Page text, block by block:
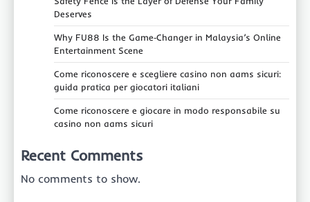
Deserves
Why FU88 Is the Game‑Changer in Malaysia’s Online
Entertainment Scene
Come riconoscere e scegliere casino non aams sicuri:
guida pratica per giocatori italiani
Come riconoscere e giocare in modo responsabile su
casino non aams sicuri
Recent Comments
No comments to show.